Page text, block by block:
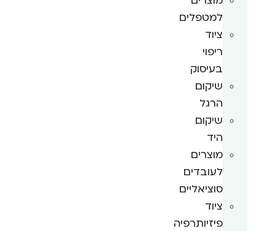
למטפלים
ציוד
ריפוי
בעיסוק
שיקום
הרגל
שיקום
היד
מוצרים
לעובדים
סוציאליים
ציוד
פיזיותרפיה